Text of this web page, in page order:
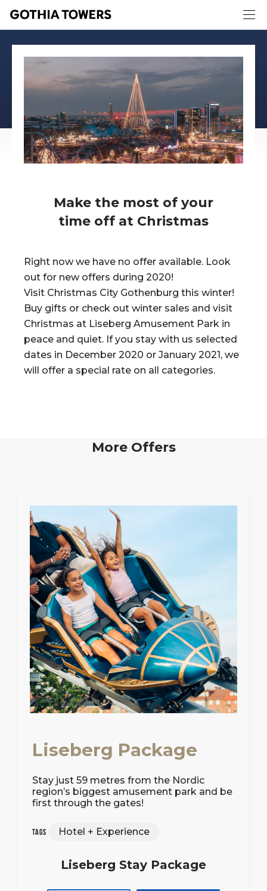
Make the most of your
time off at Christmas
Right now we have no offer available. Look
out for new offers during 2020!
Visit Christmas City Gothenburg this winter!
Buy gifts or check out winter sales and visit
Christmas at Liseberg Amusement Park in
peace and quiet. If you stay with us selected
dates in December 2020 or January 2021, we
will offer a special rate on all categories.
More Offers
Liseberg Package
Stay just 59 metres from the Nordic
region’s biggest amusement park and be
first through the gates!
Tags Hotel + Experience
Liseberg Stay Package